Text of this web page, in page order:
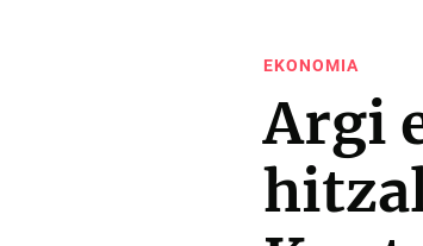
EKONOMIA
Argi